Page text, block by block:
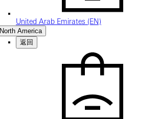
United Arab Emirates (EN)
North America
返回